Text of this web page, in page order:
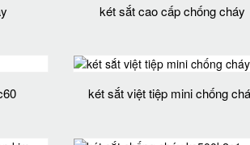
két sắt cao cấp chống cháy
két sắt việt tiệp mini chống